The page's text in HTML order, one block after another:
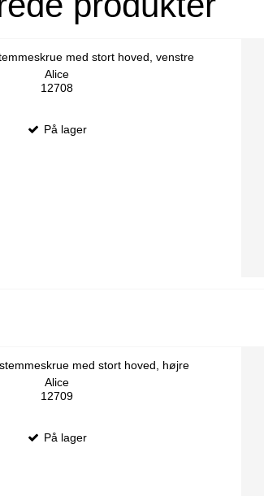
med stort hoved, venstre
Alice
12708
På lager
med stort hoved, højre
Alice
12709
På lager